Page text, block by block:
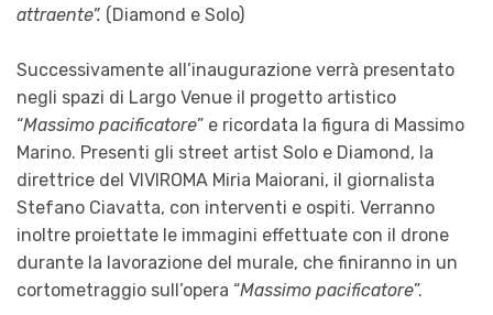
attraente”. (Diamond e Solo)
Successivamente all’inaugurazione verrà presentato
negli spazi di Largo Venue il progetto artistico
“Massimo pacificatore” e ricordata la figura di Massimo
Marino. Presenti gli street artist Solo e Diamond, la
direttrice del VIVIROMA Miria Maiorani, il giornalista
Stefano Ciavatta, con interventi e ospiti. Verranno
inoltre proiettate le immagini effettuate con il drone
durante la lavorazione del murale, che finiranno in un
cortometraggio sull’opera “Massimo pacificatore”.